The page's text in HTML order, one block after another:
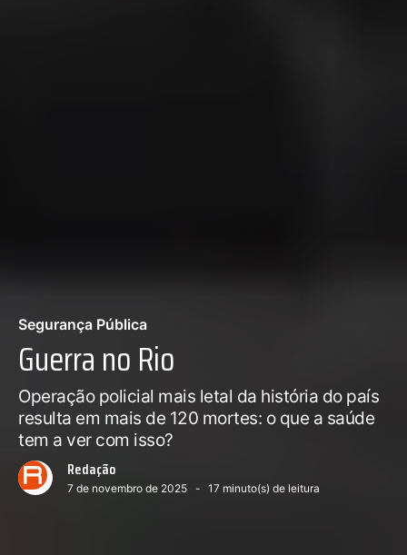
Segurança Pública
Guerra no Rio
Operação policial mais letal da história do país
resulta em mais de 120 mortes: o que a saúde
tem a ver com isso?
Redação
7 de novembro de 2025 17 minuto(s) de leitura